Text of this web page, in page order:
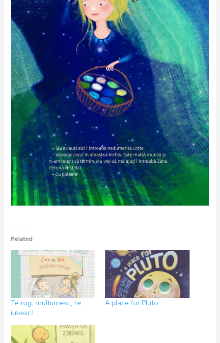
Related
Te rog, multumesc, te
iubesc!
A place for Pluto